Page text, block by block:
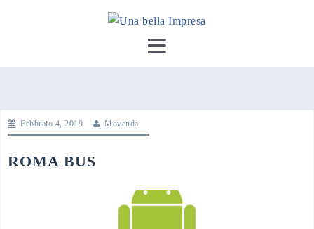
Febbraio 4, 2019 Movenda
ROMA BUS